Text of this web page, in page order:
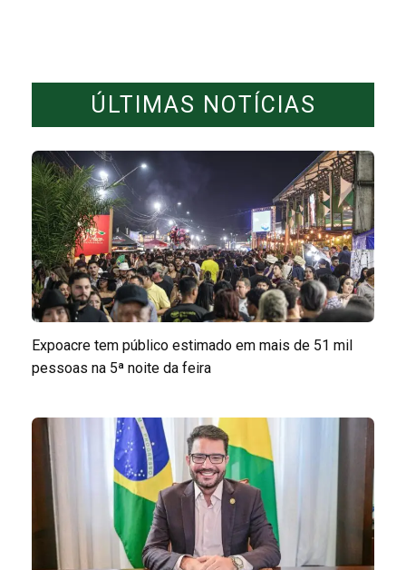
ÚLTIMAS NOTÍCIAS
Expoacre tem público estimado em mais de 51 mil
pessoas na 5ª noite da feira